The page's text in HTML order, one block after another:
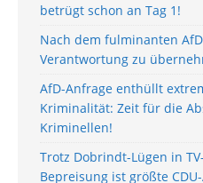
betrügt schon an Tag 1!
Nach dem fulminanten
Verantwortung zu
AfD-Anfrage enthüllt
Kriminalität: Zeit für die
Kriminellen!
Trotz Dobrindt-Lügen in
Bepreisung ist größte